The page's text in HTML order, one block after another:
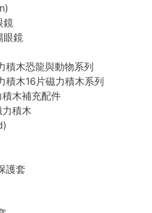
鏡
眼鏡
積木恐龍與動物系列
積木16片磁力積木系列
木補充配件
積木
護套